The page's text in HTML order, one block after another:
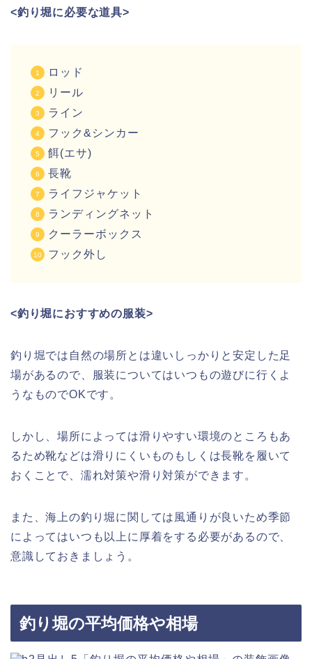
<釣り堀に必要な道具>
ロッド
リール
ライン
フック&シンカー
餌(エサ)
長靴
ライフジャケット
ランディングネット
クーラーボックス
フック外し
<釣り堀におすすめの服装>
釣り堀では自然の場所とは違いしっかりと安定した足
場があるので、服装についてはいつもの遊びに行くよ
うなものでOKです。
しかし、場所によっては滑りやすい環境のところもあ
るため靴などは滑りにくいものもしくは長靴を履いて
おくことで、濡れ対策や滑り対策ができます。
また、海上の釣り堀に関しては風通りが良いため季節
によってはいつも以上に厚着をする必要があるので、
意識しておきましょう。
釣り堀の平均価格や相場